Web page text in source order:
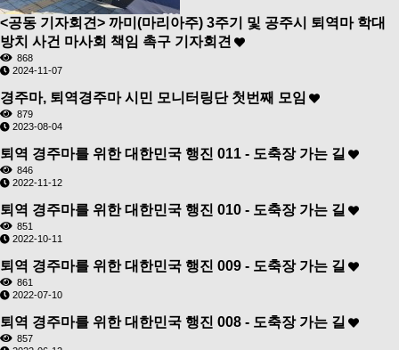
<공동 기자회견> 까미(마리아주) 3주기 및 공주시 퇴역마 학대
방치 사건 마사회 책임 촉구 기자회견
868
2024-11-07
경주마, 퇴역경주마 시민 모니터링단 첫번째 모임
879
2023-08-04
퇴역 경주마를 위한 대한민국 행진 011 - 도축장 가는 길
846
2022-11-12
퇴역 경주마를 위한 대한민국 행진 010 - 도축장 가는 길
851
2022-10-11
퇴역 경주마를 위한 대한민국 행진 009 - 도축장 가는 길
861
2022-07-10
퇴역 경주마를 위한 대한민국 행진 008 - 도축장 가는 길
857